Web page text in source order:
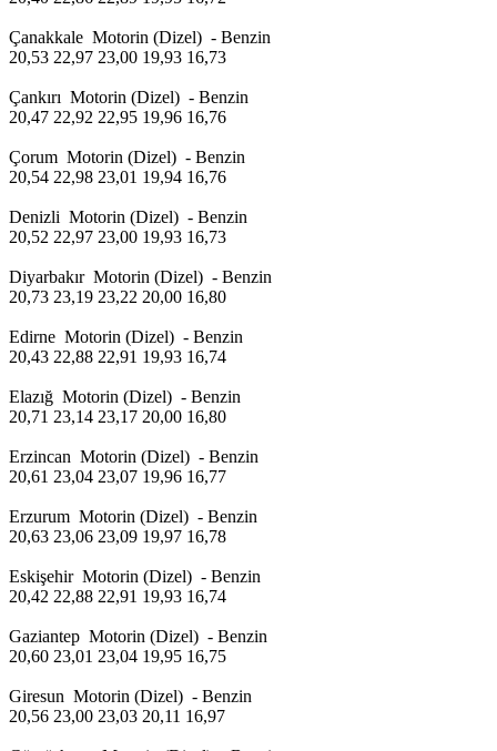
Çanakkale Motorin (Dizel) - Benzin
20,53 22,97 23,00 19,93 16,73
Çankırı Motorin (Dizel) - Benzin
20,47 22,92 22,95 19,96 16,76
Çorum Motorin (Dizel) - Benzin
20,54 22,98 23,01 19,94 16,76
Denizli Motorin (Dizel) - Benzin
20,52 22,97 23,00 19,93 16,73
Diyarbakır Motorin (Dizel) - Benzin
20,73 23,19 23,22 20,00 16,80
Edirne Motorin (Dizel) - Benzin
20,43 22,88 22,91 19,93 16,74
Elazığ Motorin (Dizel) - Benzin
20,71 23,14 23,17 20,00 16,80
Erzincan Motorin (Dizel) - Benzin
20,61 23,04 23,07 19,96 16,77
Erzurum Motorin (Dizel) - Benzin
20,63 23,06 23,09 19,97 16,78
Eskişehir Motorin (Dizel) - Benzin
20,42 22,88 22,91 19,93 16,74
Gaziantep Motorin (Dizel) - Benzin
20,60 23,01 23,04 19,95 16,75
Giresun Motorin (Dizel) - Benzin
20,56 23,00 23,03 20,11 16,97